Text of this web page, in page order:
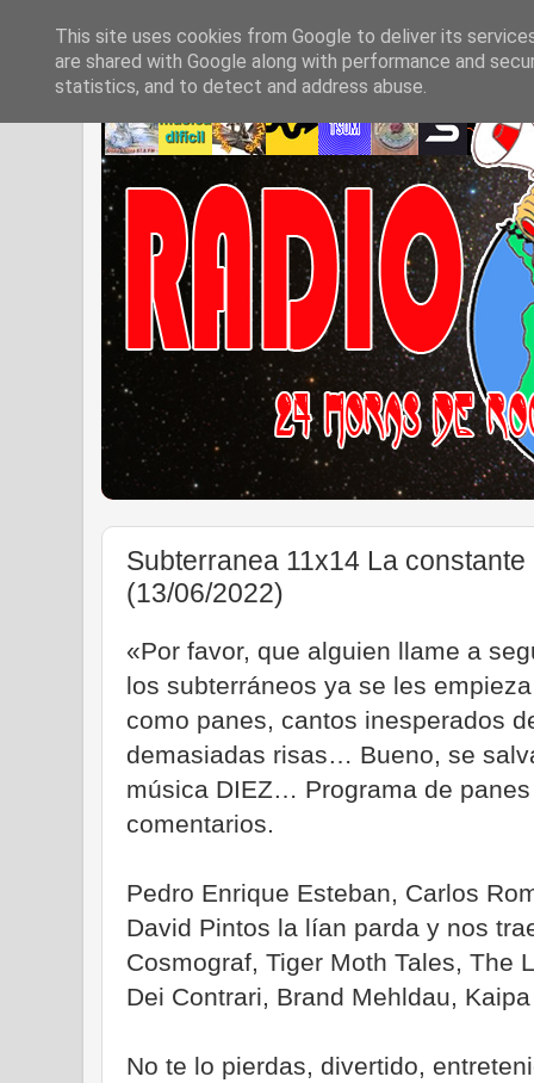
Subterranea 11x14 La
(13/06/2022)
«Por favor, que alguien llame a
los subterráneos ya se les
como panes, cantos inesperados
demasiadas risas… Bueno, se
música DIEZ… Programa de
comentarios.
Pedro Enrique Esteban, Carlos
David Pintos la lían parda y nos
Cosmograf, Tiger Moth Tales, The
Dei Contrari, Brand Mehldau,
No te lo pierdas, divertido,
This site uses cookies from Google to deliver its
are shared with Google along with performance and
statistics, and to detect and address abuse.